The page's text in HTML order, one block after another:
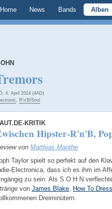
Home News Bands Alben
4. April 2014 (4AD)
, R'n'B/Soul
KRITIK
Hipster-R'n'B,
von Matthias Manthe
Taylor spielt so perfekt auf den
Electronica, dass ich es ihm im
zu sein. Als S O H N
von James Blake, How To
Dreiminütern.